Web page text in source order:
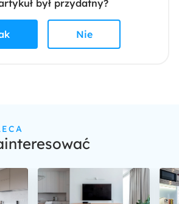
był przydatny?
Nie